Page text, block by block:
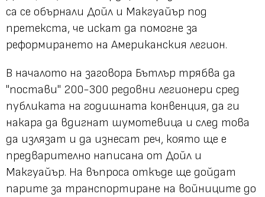
са се обърнали Дойл и Макгуайър под
претекста, че искат да помогне за
реформирането на Американския легион.
В началото на заговора Бътлър трябва да
"постави" 200-300 редовни легионери сред
публиката на годишната конвенция, да ги
накара да вдигнат шумотевица и след това
да излязат и да изнесат реч, която ще е
предварително написана от Дойл и
Макгуайър. На въпроса откъде ще дойдат
парите за транспортиране на войниците до